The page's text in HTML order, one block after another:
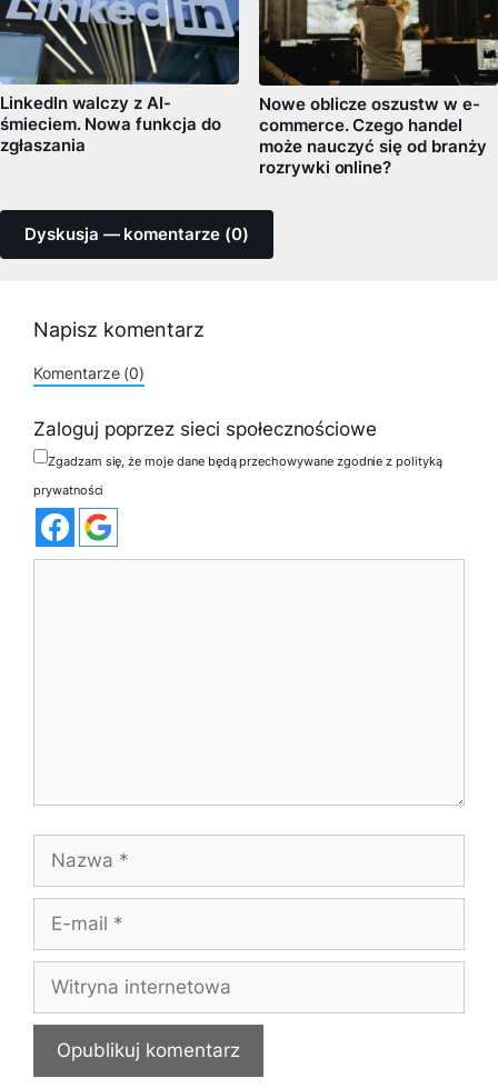
LinkedIn walczy z AI-
śmieciem. Nowa funkcja do
zgłaszania
Nowe oblicze oszustw w e-
commerce. Czego handel
może nauczyć się od branży
rozrywki online?
Dyskusja — komentarze (0)
Napisz komentarz
Komentarze (0)
Zaloguj poprzez sieci społecznościowe
Zgadzam się, że moje dane będą przechowywane zgodnie z polityką
prywatności
mail
internetowa